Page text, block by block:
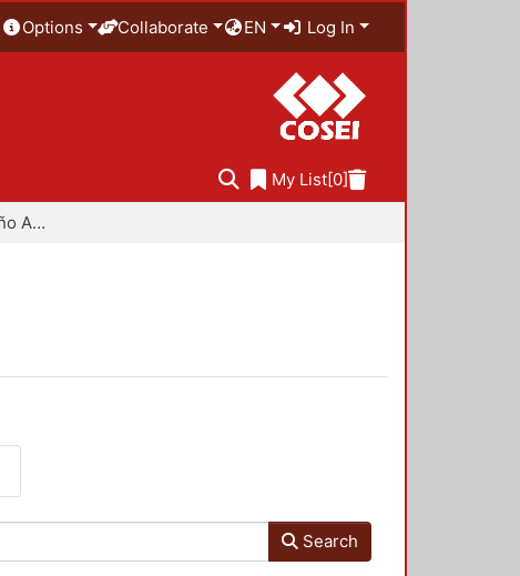
Options Collaborate EN Log In
My List[0]
Especialidad en Diseño Ambiental
Search